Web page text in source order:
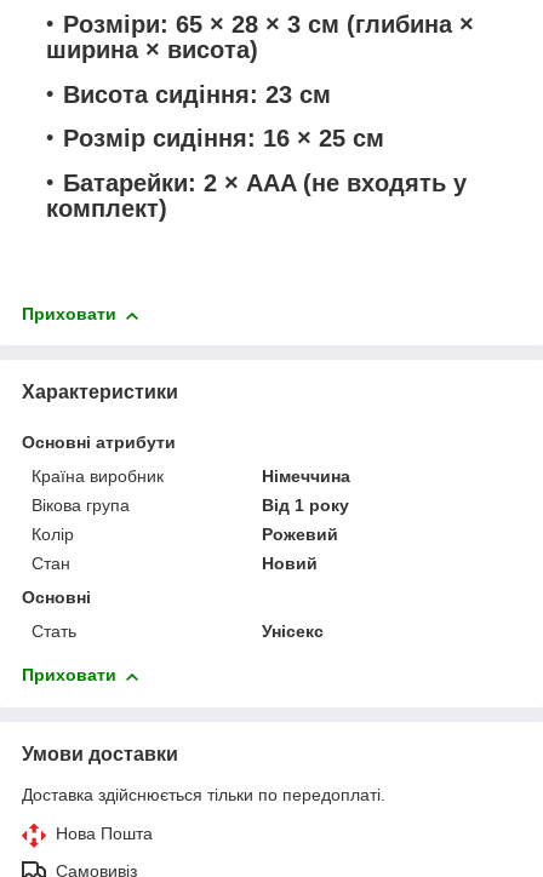
Розміри: 65 × 28 × 3 см (глибина ×
ширина × висота)
Висота сидіння: 23 см
Розмір сидіння: 16 × 25 см
Батарейки: 2 × AAA (не входять у
комплект)
Приховати
Характеристики
Основні атрибути
Країна виробник
Німеччина
Вікова група
Від 1 року
Колір
Рожевий
Стан
Новий
Основні
Стать
Унісекс
Приховати
Умови доставки
Доставка здійснюється тільки по передоплаті.
Нова Пошта
Самовивіз